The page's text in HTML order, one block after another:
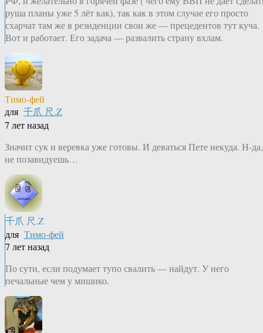
руша планы уже 5 лёт как), так как в этом случае его просто
схарчат там же в резиденции свои же — прецедентов тут куча.
Вот и работает. Его задача — развалить страну вхлам.
Тимо-фей
для 千爪 尺.Z
7 лет назад
Значит сук и веревка уже готовы. И деваться Пете некуда. Н-да,
не позавидуешь…
千爪 尺.Z
для Тимо-фей
7 лет назад
По сути, если подумает тупо свалить — найдут. У него
печальные чем у мишико.